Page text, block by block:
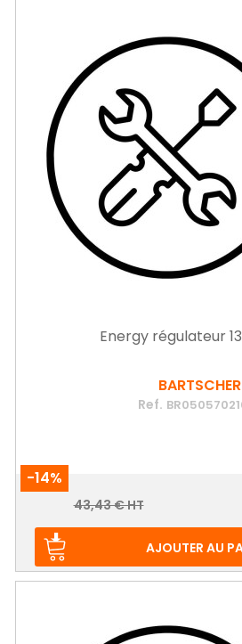
Energy régulateur
BARTSCHER
Ref.
-14%
Prix
Prix
43,43 € HT
AJOUTER AU